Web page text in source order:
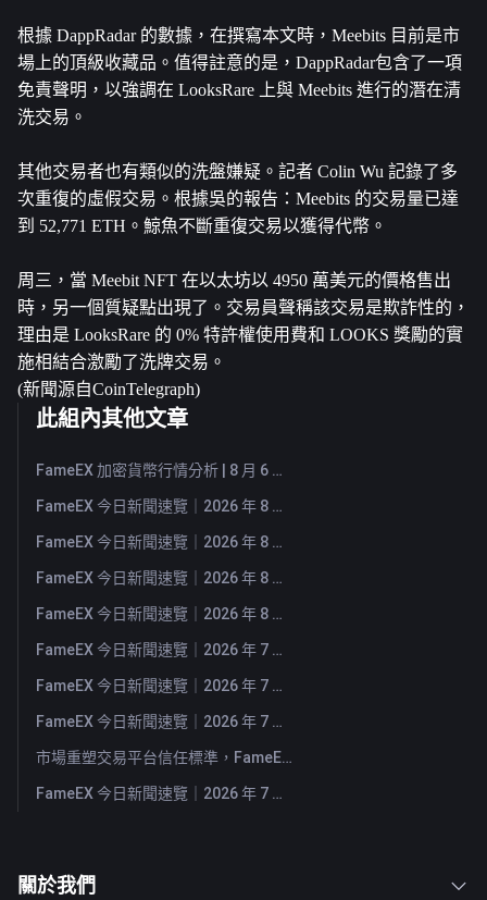
根據 DappRadar 的數據，在撰寫本文時，Meebits 目前是市
場上的頂級收藏品。值得註意的是，DappRadar包含了一項
免責聲明，以強調在 LooksRare 上與 Meebits 進行的潛在清
洗交易。
其他交易者也有類似的洗盤嫌疑。記者 Colin Wu 記錄了多
次重復的虛假交易。根據吳的報告：Meebits 的交易量已達
到 52,771 ETH。鯨魚不斷重復交易以獲得代幣。
周三，當 Meebit NFT 在以太坊以 4950 萬美元的價格售出
時，另一個質疑點出現了。交易員聲稱該交易是欺詐性的，
理由是 LooksRare 的 0% 特許權使用費和 LOOKS 獎勵的實
施相結合激勵了洗牌交易。
(新聞源自CoinTelegraph)
此組內其他文章
FameEX 加密貨幣行情分析 | 8 月 6 日, 2026
FameEX 今日新聞速覽｜2026 年 8 月 6 日
FameEX 今日新聞速覽｜2026 年 8 月 5 日
FameEX 今日新聞速覽｜2026 年 8 月 4 日
FameEX 今日新聞速覽｜2026 年 8 月 3 日
FameEX 今日新聞速覽｜2026 年 7 月 31 日
FameEX 今日新聞速覽｜2026 年 7 月 30 日
FameEX 今日新聞速覽｜2026 年 7 月 29 日
市場重塑交易平台信任標準，FameEX 以八年穩健營運持續服務全球用戶
FameEX 今日新聞速覽｜2026 年 7 月 28 日
關於我們